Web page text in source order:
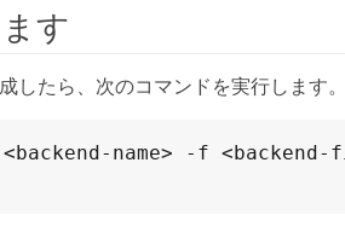
す
したら、次のコマンドを実行します。
name> -f